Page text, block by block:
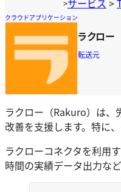
プ
>サービス >
クラウドアプリケーション
ラクロー
転送元
ラクロー（Rakuro）は、
改善を支援します。特に
ラクローコネクタを利用
時間の実績データ出力な